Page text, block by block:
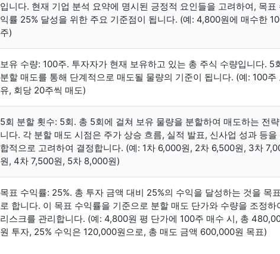
입니다. 현재 기업 분석 요약에 명시된 긍정적 요인들을 고려하여, 목표
익률 25% 달성을 위한 주요 기준점이 됩니다. (예: 4,800원에 매수한
주)
보유 수량: 100주. 투자자가 현재 보유하고 있는 총 주식 수량입니다. 5
분할 매도를 통해 단계적으로 매도될 물량의 기준이 됩니다. (예: 100주
유, 회당 20주씩 매도)
5회 분할 횟수: 5회. 총 5회에 걸쳐 보유 물량을 분할하여 매도하는 전
니다. 각 분할 매도 시점은 주가 상승 흐름, 실적 발표, 신사업 성과 등을
합적으로 고려하여 결정합니다. (예: 1차 6,000원, 2차 6,500원, 3차
원, 4차 7,500원, 5차 8,000원)
목표 수익률: 25%. 총 투자 금액 대비 25%의 수익을 달성하는 것을 목표
로 합니다. 이 목표 수익률을 기준으로 분할 매도 단가와 수량을 조정하
리스크를 관리합니다. (예: 4,800원 평 단가에 100주 매수 시, 총
원 투자, 25% 수익은 120,000원으로, 총 매도 금액 600,000원 목표)